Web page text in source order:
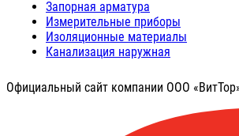
Запорная арматура
Измерительные приборы
Изоляционные материалы
Канализация наружная
Официальный сайт компании ООО